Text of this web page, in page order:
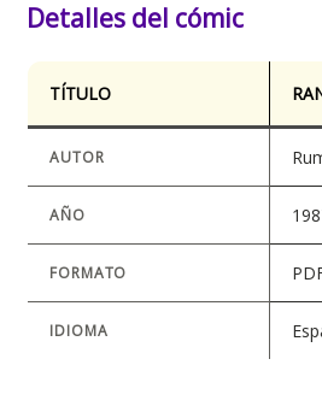
Detalles del cómic
TÍTULO
AUTOR
AÑO
FORMATO
IDIOMA